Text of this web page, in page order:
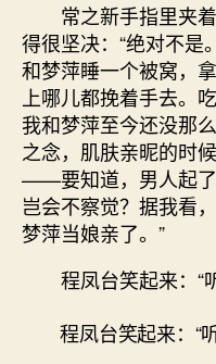
常之新手指里夹着
得很坚决：“绝对不是
和梦萍睡一个被窝，
上哪儿都挽着手去。
我和梦萍至今还没那
之念，肌肤亲昵的时
——要知道，男人起
岂会不察觉？据我看
梦萍当娘亲了。”
程凤台笑起来：“
程凤台笑起来：“